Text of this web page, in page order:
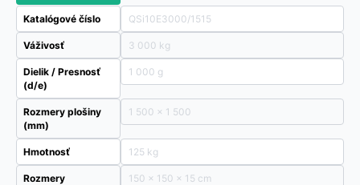
Katalógové číslo QSi10E3000/1515
Váživosť 3 000 kg
Dielik / Presnosť
(d/e)
1 000 g
Rozmery plošiny
(mm)
1 500 x 1 500
Hmotnosť 125 kg
Rozmery 150 × 150 × 15 cm